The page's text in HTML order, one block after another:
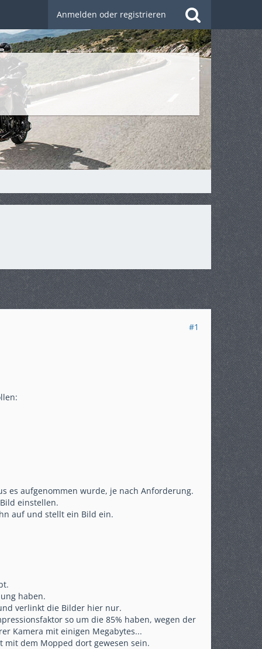
Anmelden oder registrieren
#1
es aufgenommen wurde, je nach Anforderung.
einstellen.
auf und stellt ein Bild ein.
haben.
verlinkt die Bilder hier nur.
so um die 85% haben, wegen der
Kamera mit einigen Megabytes...
dem Mopped dort gewesen sein.